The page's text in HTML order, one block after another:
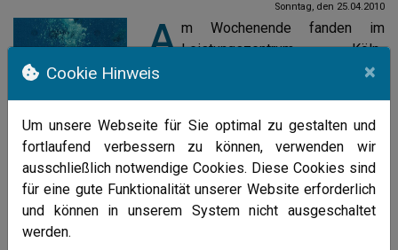
Sonntag, den 25.04.2010
A m Wochenende fanden im
Leistungszentrum Köln-
Müngersdorf von Freitag bis Sonntag
die Mittel- und Langstrecken im
Schwimmen statt. Es hatten insgesamt 255 Vereine aus
dem In- und Ausland 589 Schwimmer/innen für 1100
Einzelstarts und 124 Staffeln gemeldet. Es wurde wieder
einmal erstklassiger Schwimmsport von den Masters
geboten. Sie erschwammen 12 Alterklassenweltrekorde, 5
Cookie Hinweis ×
Um unsere Webseite für Sie optimal zu gestalten und
fortlaufend verbessern zu können, verwenden wir
ausschließlich notwendige Cookies. Diese Cookies sind
für eine gute Funktionalität unserer Website erforderlich
und können in unserem System nicht ausgeschaltet
werden.